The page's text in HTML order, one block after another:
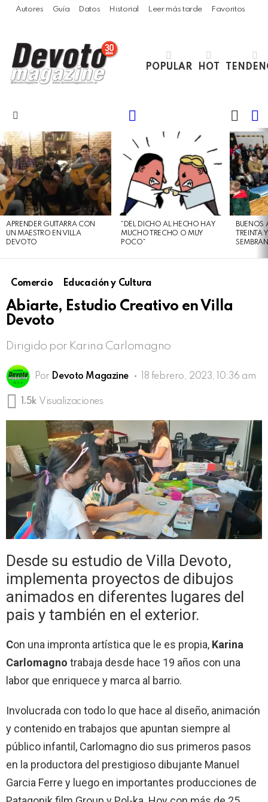
Autores Guía Datos Historial Leer más tarde Favoritos
POPULAR HOT
SKIN
LATEST
STORIES
APRENDER GUITARRA CON
UN MAESTRO EN VILLA
DEVOTO
“DEL DICHO AL HECHO HAY
MUCHO TRECHO O MUY
POCO”
BUENOS
Comercio Educación y Cultura
Abiarte, Estudio Creativo en Villa
Devoto
Dirigido por Karina Carlomagno
Por Devoto Magazine 18 febrero, 2023, 10:36 am
1.5k Visualizaciones
Desde su estudio de Villa Devoto,
implementa proyectos de dibujos
animados en diferentes lugares del
pais y también en el exterior.
Con una impronta artística que le es propia, Karina
Carlomagno trabaja desde hace 19 años con una
labor que enriquece y marca al barrio.
Involucrada con todo lo que hace al diseño, animación
y contenido en trabajos que apuntan siempre al
público infantil, Carlomagno dio sus primeros pasos
en la productora del prestigioso dibujante Manuel
Garcia Ferre y luego en importantes producciones de